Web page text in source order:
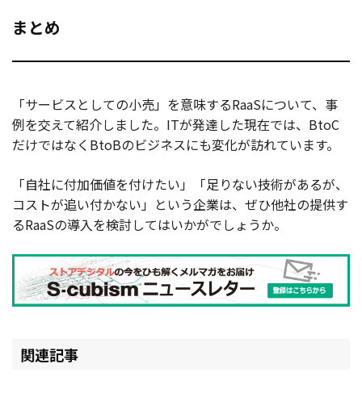
まとめ
「サービスとしての小売」を意味するRaaSについて、事
例を交えて紹介しました。ITが発達した現在では、BtoC
だけではなくBtoBのビジネスにも変化が訪れています。
「自社に付加価値を付けたい」「足りない技術があるが、
コストが追い付かない」という企業は、ぜひ他社の提供す
るRaaSの導入を検討してはいかがでしょうか。
関連記事